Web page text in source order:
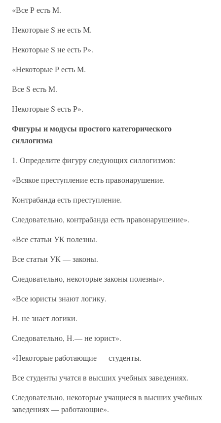
«Все Р есть М.
Некоторые S не есть М.
Некоторые S не есть Р».
«Некоторые Р есть М.
Все S есть М.
Некоторые S есть Р».
Фигуры и модусы простого категорического
силлогизма
1. Определите фигуру следующих силлогизмов:
«Всякое преступление есть правонарушение.
Контрабанда есть преступление.
Следовательно, контрабанда есть правонарушение».
«Все статьи УК полезны.
Все статьи УК — законы.
Следовательно, некоторые законы полезны».
«Все юристы знают логику.
Н. не знает логики.
Следовательно, Н.— не юрист».
«Некоторые работающие — студенты.
Все студенты учатся в высших учебных заведениях.
Следовательно, некоторые учащиеся в высших учебных
заведениях — работающие».